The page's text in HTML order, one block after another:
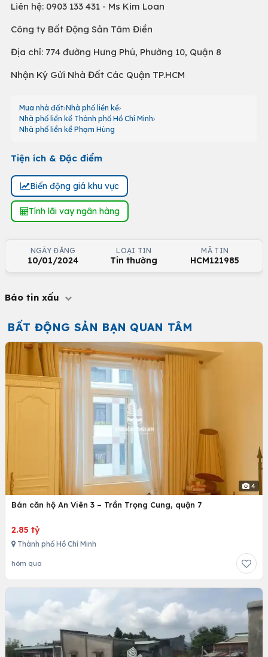
Liên hệ: 0903 133 431 - Ms Kim Loan
Công ty Bất Động Sản Tâm Điền
Địa chỉ: 774 đường Hưng Phú, Phường 10, Quận 8
Nhận Ký Gửi Nhà Đất Các Quận TP.HCM
Mua nhà đất Nhà phố liền kề
Nhà phố liền kề Thành phố Hồ Chí Minh
Nhà phố liền kề Phạm Hùng
Tiện ích & Đặc điểm
Biến động giá khu vực
Tính lãi vay ngân hàng
NGÀY ĐĂNG
10/01/2024
LOẠI TIN
Tin thường
MÃ TIN
HCM121985
Báo tin xấu
BẤT ĐỘNG SẢN BẠN QUAN TÂM
4
Bán căn hộ An Viên 3 – Trần Trọng Cung, quận 7
2.85 tỷ
Thành phố Hồ Chí Minh
hôm qua